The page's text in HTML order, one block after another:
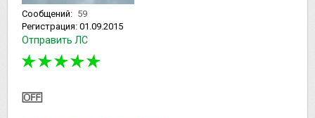
Сообщений: 59
Регистрация: 01.09.2015
Отправить ЛС